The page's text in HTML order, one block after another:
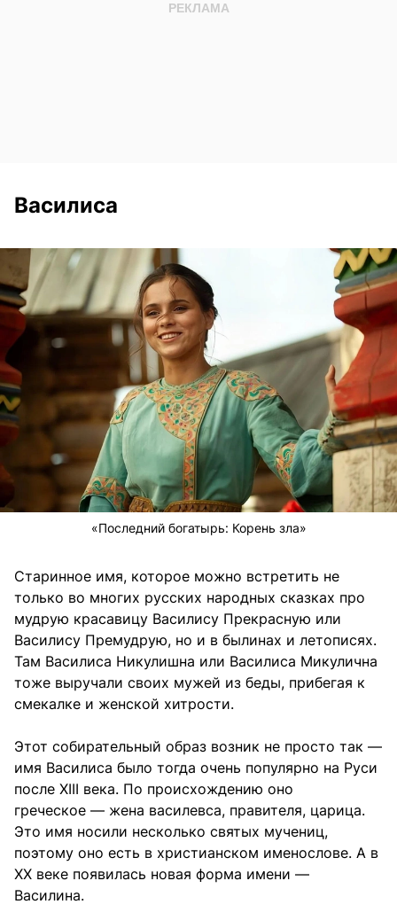
Василиса
«Последний богатырь: Корень зла»
Старинное имя, которое можно встретить не
только во многих русских народных сказках про
мудрую красавицу Василису Прекрасную или
Василису Премудрую, но и в былинах и летописях.
Там Василиса Никулишна или Василиса Микулична
тоже выручали своих мужей из беды, прибегая к
смекалке и женской хитрости.
Этот собирательный образ возник не просто так —
имя Василиса было тогда очень популярно на Руси
после XIII века. По происхождению оно
греческое — жена василевса, правителя, царица.
Это имя носили несколько святых мучениц,
поэтому оно есть в христианском именослове. А в
XX веке появилась новая форма имени —
Василина.